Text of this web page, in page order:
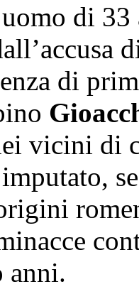
di
di
vicini di
anni.